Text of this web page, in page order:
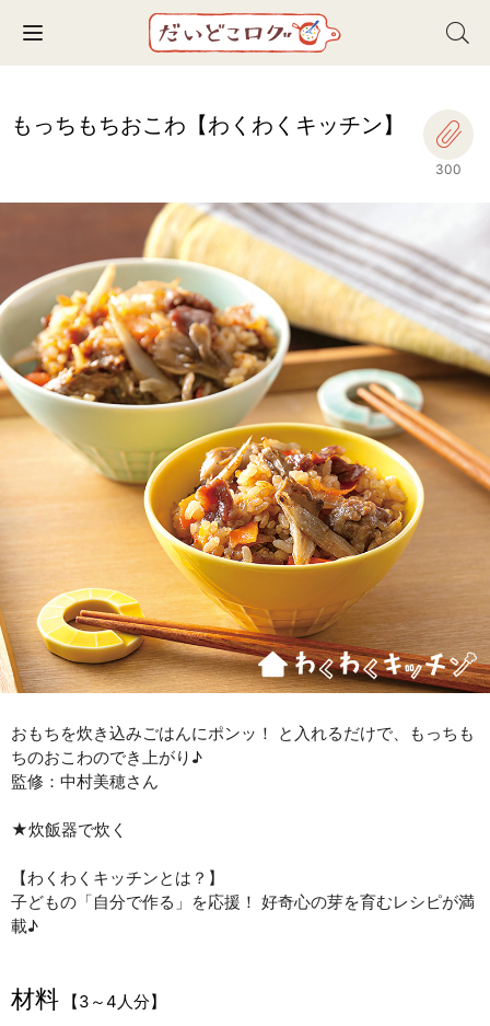
Toggle navigation
もっちもちおこわ【わくわくキッチン】
300
おもちを炊き込みごはんにポンッ！ と入れるだけで、もっちも
ちのおこわのでき上がり♪
監修：中村美穂さん
★炊飯器で炊く
【わくわくキッチンとは？】
子どもの「自分で作る」を応援！ 好奇心の芽を育むレシピが満
載♪
材料
【3～4人分】